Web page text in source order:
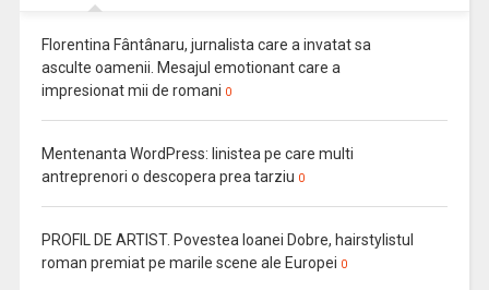
Florentina Fântânaru, jurnalista care a invatat sa
asculte oamenii. Mesajul emotionant care a
impresionat mii de romani 0
Mentenanta WordPress: linistea pe care multi
antreprenori o descopera prea tarziu 0
PROFIL DE ARTIST. Povestea Ioanei Dobre, hairstylistul
roman premiat pe marile scene ale Europei 0